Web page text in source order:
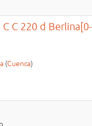
C C 220 d Berlina[0-
(Cuenca)